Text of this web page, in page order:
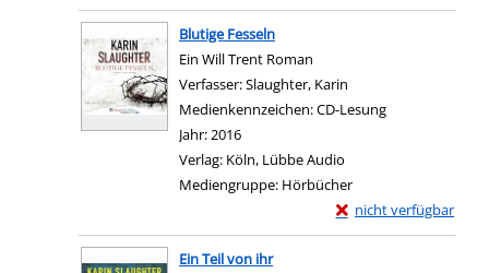
Zum Download
Blutige Fesseln
Ein Will Trent Roman
Verfasser:Slaughter, Karin
Medienkennzeichen:CD-Lesung
Jahr:2016
Verlag: Köln, Lübbe Audio
Mediengruppe: Hörbücher
nicht verfügbar
Exemplar-Details von
Zum Download von
Ein Teil von ihr